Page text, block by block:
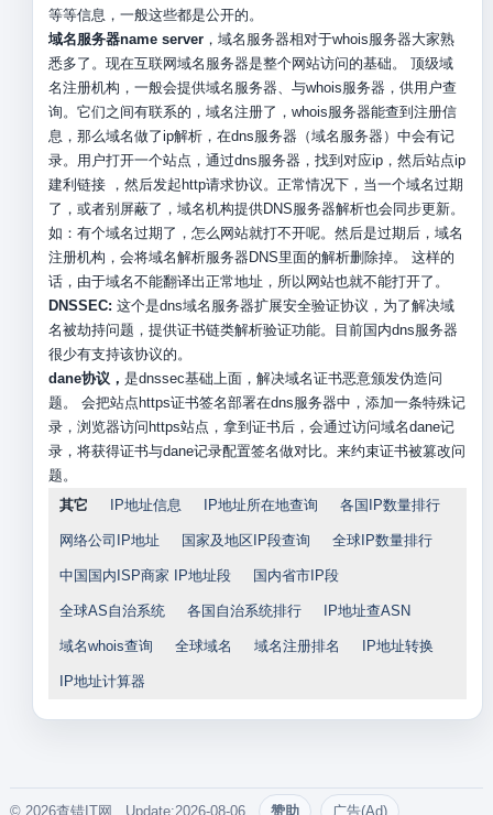
等等信息，一般这些都是公开的。
域名服务器name server，域名服务器相对于whois服务器大家熟
悉多了。现在互联网域名服务器是整个网站访问的基础。 顶级域
名注册机构，一般会提供域名服务器、与whois服务器，供用户查
询。它们之间有联系的，域名注册了，whois服务器能查到注册信
息，那么域名做了ip解析，在dns服务器（域名服务器）中会有记
录。用户打开一个站点，通过dns服务器，找到对应ip，然后站点ip
建利链接 ，然后发起http请求协议。正常情况下，当一个域名过期
了，或者别屏蔽了，域名机构提供DNS服务器解析也会同步更新。
如：有个域名过期了，怎么网站就打不开呢。然后是过期后，域名
注册机构，会将域名解析服务器DNS里面的解析删除掉。 这样的
话，由于域名不能翻译出正常地址，所以网站也就不能打开了。
DNSSEC: 这个是dns域名服务器扩展安全验证协议，为了解决域
名被劫持问题，提供证书链类解析验证功能。目前国内dns服务器
很少有支持该协议的。
dane协议， 是dnssec基础上面，解决域名证书恶意颁发伪造问
题。 会把站点https证书签名部署在dns服务器中，添加一条特殊记
录，浏览器访问https站点，拿到证书后，会通过访问域名dane记
录，将获得证书与dane记录配置签名做对比。来约束证书被篡改问
题。
其它
IP地址信息 IP地址所在地查询 各国IP数量排行
网络公司IP地址 国家及地区IP段查询 全球IP数量排行
中国国内ISP商家 IP地址段 国内省市IP段
全球AS自治系统 各国自治系统排行 IP地址查ASN
域名whois查询 全球域名 域名注册排名 IP地址转换
IP地址计算器
© 2026查错IT网. Update:2026-08-06 赞助 广告(Ad)